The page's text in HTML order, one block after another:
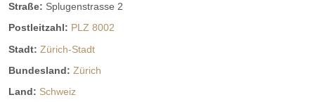
Straße: Splugenstrasse 2
Postleitzahl: PLZ 8002
Stadt: Zürich-Stadt
Bundesland: Zürich
Land: Schweiz